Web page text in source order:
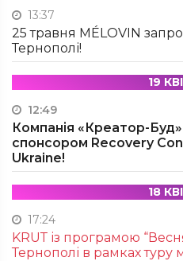
13:37
25 травня MÉLOVIN
Тернополі!
19
12:49
Компанія «Креатор-
спонсором Recovery
Ukraine!
18
17:24
KRUТ із програмою
Тернополі в рамках туру